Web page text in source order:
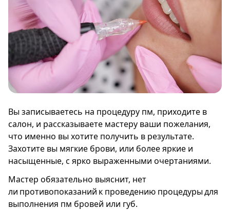
Вы записываетесь на процедуру пм, приходите в
салон, и рассказываете мастеру ваши пожелания,
что именно вы хотите получить в результате.
Захотите вы мягкие брови, или более яркие и
насыщенные, с ярко выраженными очертаниями.
Мастер обязательно выяснит, нет
ли противопоказаний к проведению процедуры для
выполнения пм бровей или губ.